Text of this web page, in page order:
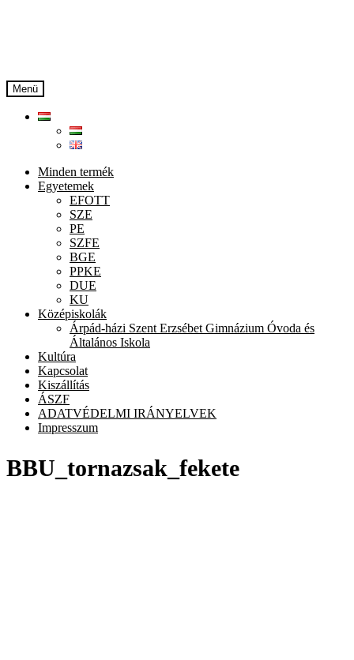
Menü
Minden termék
Egyetemek
EFOTT
SZE
PE
SZFE
BGE
PPKE
DUE
KU
Középiskolák
Árpád-házi Szent Erzsébet Gimnázium Óvoda és
Általános Iskola
Kultúra
Kapcsolat
Kiszállítás
ÁSZF
ADATVÉDELMI IRÁNYELVEK
Impresszum
BBU_tornazsak_fekete